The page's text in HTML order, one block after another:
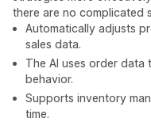
there are no complicated
Automatically adjusts
sales data.
The AI uses order
behavior.
Supports inventory
time.